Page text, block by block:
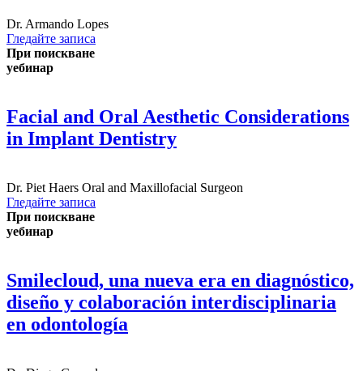
Dr. Armando Lopes
Гледайте записа
При поискване
уебинар
Facial and Oral Aesthetic Considerations
in Implant Dentistry
Dr. Piet Haers Oral and Maxillofacial Surgeon
Гледайте записа
При поискване
уебинар
Smilecloud, una nueva era en diagnóstico,
diseño y colaboración interdisciplinaria
en odontología